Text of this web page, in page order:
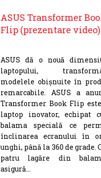
ASUS Transformer
Flip (prezentare video)
ASUS dă o nouă
laptopului,
modelele obișnuite în
remarcabile. ASUS a
Transformer Book Flip
laptop inovator, echipat
balama specială ce
înclinarea ecranului în
unghi, până la 360 de grade.
patru lagăre din
asigură